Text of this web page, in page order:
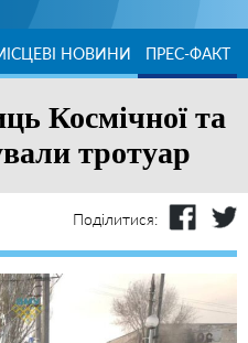
НОВИНИ ПРЕС-ФАКТ
Космічної та
тротуар
Поділитися: